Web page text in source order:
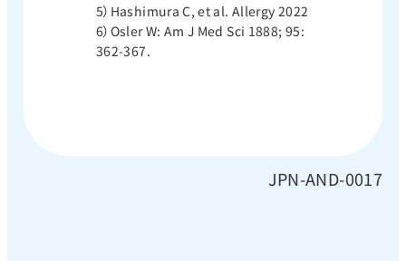
5）Hashimura C, et al. Allergy 2022
6）Osler W: Am J Med Sci 1888; 95:
362-367.
JPN-AND-0017